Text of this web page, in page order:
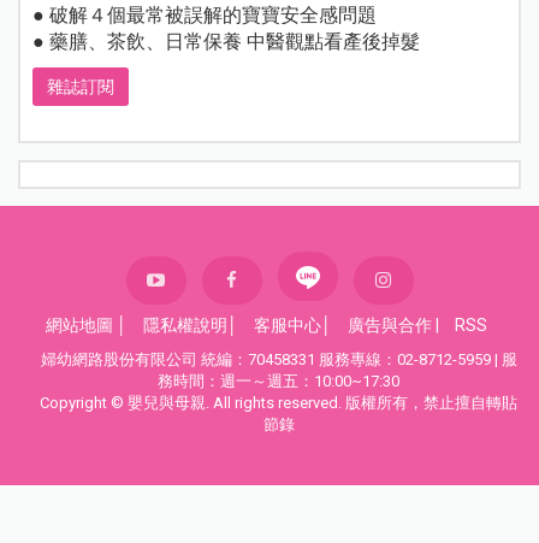
● 破解４個最常被誤解的寶寶安全感問題
● 藥膳、茶飲、日常保養 中醫觀點看產後掉髮
雜誌訂閱
網站地圖 隱私權說明 客服中心 廣告與合作 RSS
婦幼網路股份有限公司 統編：70458331 服務專線：02-8712-5959 | 服
務時間：週一～週五：10:00~17:30
Copyright © 嬰兒與母親. All rights reserved. 版權所有，禁止擅自轉貼
節錄